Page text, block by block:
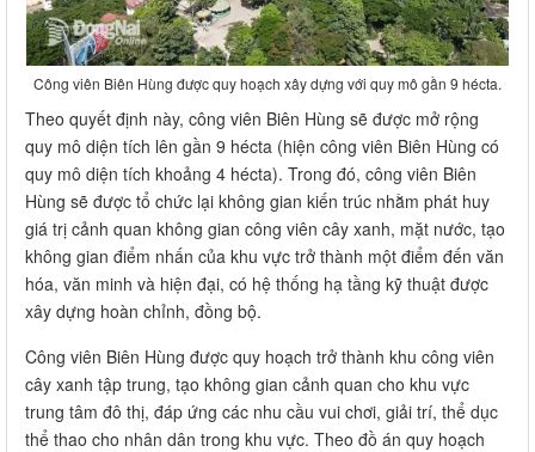
Công viên Biên Hùng được quy hoạch xây dựng với quy mô gần 9 hécta.
Theo quyết định này, công viên Biên Hùng sẽ được mở rộng
quy mô diện tích lên gần 9 hécta (hiện công viên Biên Hùng có
quy mô diện tích khoảng 4 hécta). Trong đó, công viên Biên
Hùng sẽ được tổ chức lại không gian kiến trúc nhằm phát huy
giá trị cảnh quan không gian công viên cây xanh, mặt nước, tạo
không gian điểm nhấn của khu vực trở thành một điểm đến văn
hóa, văn minh và hiện đại, có hệ thống hạ tầng kỹ thuật được
xây dựng hoàn chỉnh, đồng bộ.
Công viên Biên Hùng được quy hoạch trở thành khu công viên
cây xanh tập trung, tạo không gian cảnh quan cho khu vực
trung tâm đô thị, đáp ứng các nhu cầu vui chơi, giải trí, thể dục
thể thao cho nhân dân trong khu vực. Theo đồ án quy hoạch